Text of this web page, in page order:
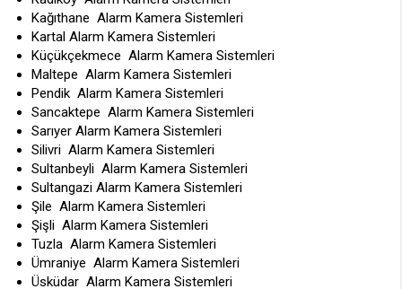
Kağıthane Alarm Kamera Sistemleri
Kartal Alarm Kamera Sistemleri
Küçükçekmece Alarm Kamera Sistemleri
Maltepe Alarm Kamera Sistemleri
Pendik Alarm Kamera Sistemleri
Sancaktepe Alarm Kamera Sistemleri
Sarıyer Alarm Kamera Sistemleri
Silivri Alarm Kamera Sistemleri
Sultanbeyli Alarm Kamera Sistemleri
Sultangazi Alarm Kamera Sistemleri
Şile Alarm Kamera Sistemleri
Şişli Alarm Kamera Sistemleri
Tuzla Alarm Kamera Sistemleri
Ümraniye Alarm Kamera Sistemleri
Üsküdar Alarm Kamera Sistemleri